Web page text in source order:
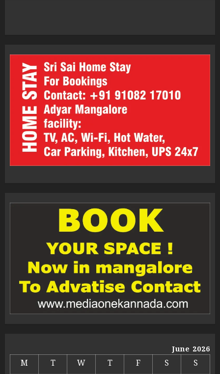
June 2026
M T W T F S
S